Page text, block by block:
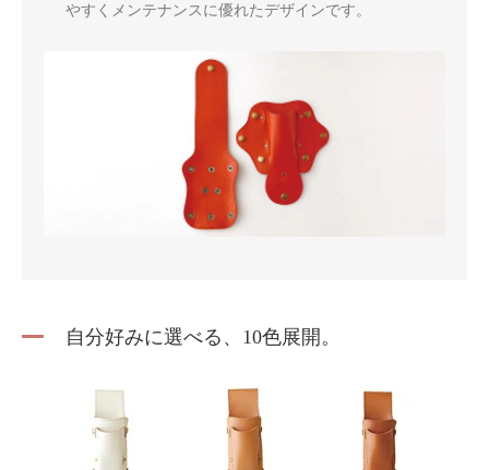
やすくメンテナンスに優れたデザインです。
自分好みに選べる、10色展開。